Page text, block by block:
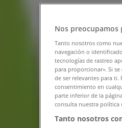
Nos
Tanto nosotros como
navegación o
tecnologías de rastreo
para proporcionar». Si
de ser relevantes para ti.
consentimiento en
parte inferior de la
consulta nuestra política
Tanto nosotros